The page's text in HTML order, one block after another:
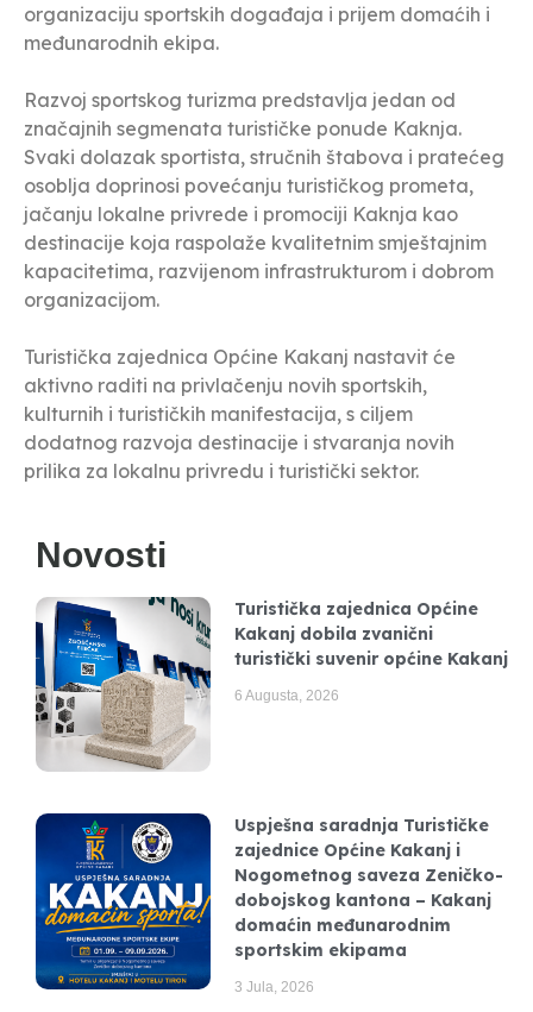
organizaciju sportskih događaja i prijem domaćih i
međunarodnih ekipa.
Razvoj sportskog turizma predstavlja jedan od
značajnih segmenata turističke ponude Kaknja.
Svaki dolazak sportista, stručnih štabova i pratećeg
osoblja doprinosi povećanju turističkog prometa,
jačanju lokalne privrede i promociji Kaknja kao
destinacije koja raspolaže kvalitetnim smještajnim
kapacitetima, razvijenom infrastrukturom i dobrom
organizacijom.
Turistička zajednica Općine Kakanj nastavit će
aktivno raditi na privlačenju novih sportskih,
kulturnih i turističkih manifestacija, s ciljem
dodatnog razvoja destinacije i stvaranja novih
prilika za lokalnu privredu i turistički sektor.
Novosti
Turistička zajednica Općine
Kakanj dobila zvanični
turistički suvenir općine Kakanj
6 Augusta, 2026
Uspješna saradnja Turističke
zajednice Općine Kakanj i
Nogometnog saveza Zeničko-
dobojskog kantona – Kakanj
domaćin međunarodnim
sportskim ekipama
3 Jula, 2026